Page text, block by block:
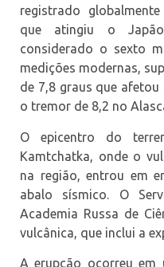
registrado
que atingiu o
considerado o sexto
medições modernas,
de 7,8 graus que afetou
o tremor de 8,2 no
O epicentro do
Kamtchatka, onde o
na região, entrou em
abalo sísmico. O
Academia Russa de
vulcânica, que inclui a
A erupção ocorreu em